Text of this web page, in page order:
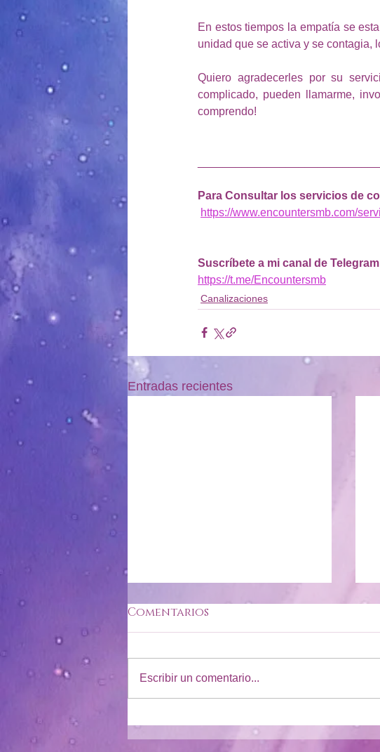
En estos tiempos la empatía se
unidad que se activa y se contagia,
Quiero agradecerles por su
complicado, pueden llamarme,
comprendo!
Para Consultar los servicios de
https://www.encountersmb.com/
Suscríbete a mi canal de
https://t.me/Encountersmb
Canalizaciones
Entradas recientes
210121 | Quis ut deus |
¿Quién como dios? |
Comentarios
Escribir un comentario...